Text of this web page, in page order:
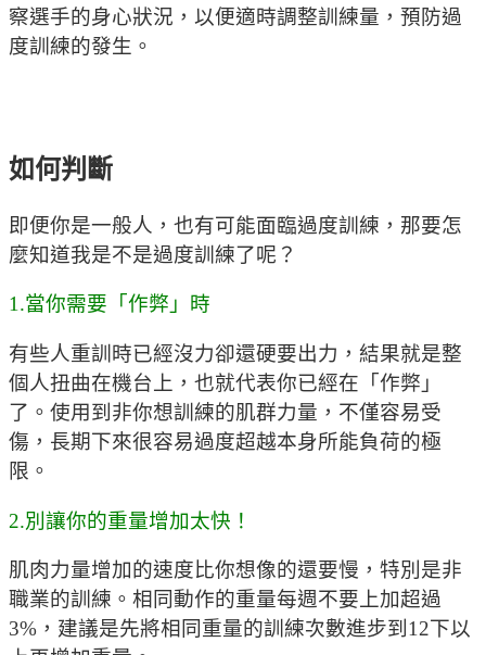
察選手的身心狀況，以便適時調整訓練量，預防過
度訓練的發生。
如何判斷
即便你是一般人，也有可能面臨過度訓練，那要怎
麼知道我是不是過度訓練了呢？
1.當你需要「作弊」時
有些人重訓時已經沒力卻還硬要出力，結果就是整
個人扭曲在機台上，也就代表你已經在「作弊」
了。使用到非你想訓練的肌群力量，不僅容易受
傷，長期下來很容易過度超越本身所能負荷的極
限。
2.別讓你的重量增加太快！
肌肉力量增加的速度比你想像的還要慢，特別是非
職業的訓練。相同動作的重量每週不要上加超過
3%，建議是先將相同重量的訓練次數進步到12下以